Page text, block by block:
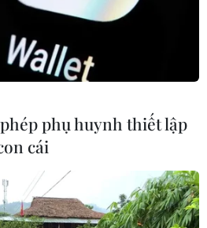
phụ huynh thiết lập
cái